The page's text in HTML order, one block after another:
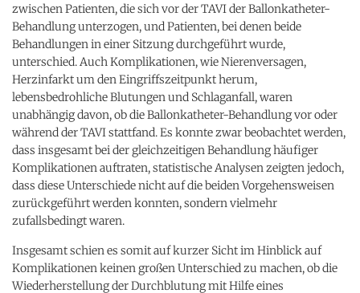
zwischen Patienten, die sich vor der TAVI der Ballonkatheter-
Behandlung unterzogen, und Patienten, bei denen beide
Behandlungen in einer Sitzung durchgeführt wurde,
unterschied. Auch Komplikationen, wie Nierenversagen,
Herzinfarkt um den Eingriffszeitpunkt herum,
lebensbedrohliche Blutungen und Schlaganfall, waren
unabhängig davon, ob die Ballonkatheter-Behandlung vor oder
während der TAVI stattfand. Es konnte zwar beobachtet werden,
dass insgesamt bei der gleichzeitigen Behandlung häufiger
Komplikationen auftraten, statistische Analysen zeigten jedoch,
dass diese Unterschiede nicht auf die beiden Vorgehensweisen
zurückgeführt werden konnten, sondern vielmehr
zufallsbedingt waren.
Insgesamt schien es somit auf kurzer Sicht im Hinblick auf
Komplikationen keinen großen Unterschied zu machen, ob die
Wiederherstellung der Durchblutung mit Hilfe eines